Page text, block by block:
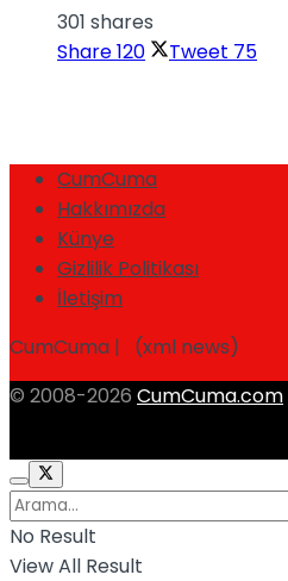
301 shares
Share120 Tweet 75
CumCuma
Hakkımızda
Künye
Gizlilik Politikası
İletişim
CumCuma | (xml news)
© 2008-2026 CumCuma.com
No Result
View All Result